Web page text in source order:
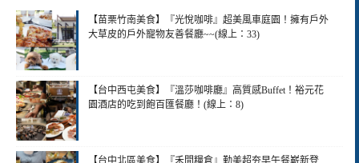
【苗栗竹南美食】『光悅咖啡』超美風車庭園！擁有戶外
大草皮的戶外寵物友善餐廳~~(線上：33)
【台中西屯美食】『溫莎咖啡廳』高質感Buffet！裕元花
園酒店的吃到飽百匯餐廳！(線上：8)